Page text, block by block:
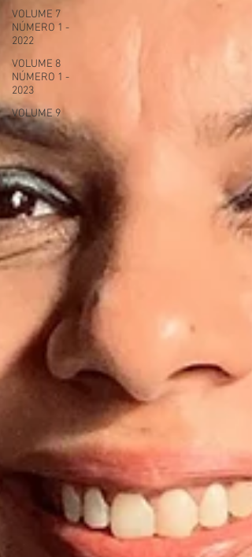
VOLUME 7
NÚMERO 1 -
2022
VOLUME 8
NÚMERO 1 -
2023
VOLUME 9